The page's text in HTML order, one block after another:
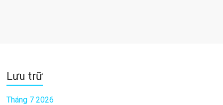
Lưu trữ
Tháng 7 2026